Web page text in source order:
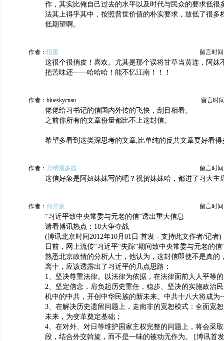
作，其实比俺自己过去的水平以及时代与民众的要求低很
法其上得乎其中，按照普世价值的朴实要求，放低了很多
低期望啊。
作者： 恒星 留言时间
这很个很俏皮！喜欢。尤其是那个误将甘草当黄连，阿妹
把苦味还——哈哈哈！能不忆江南！！！
作者：blueskycnau 留言时
佬佬给习书记的信国内外传的飞快，刮目相看。
之前你所有的文章份量都比不上这封信。
希望多看到这类深思考的文章,比单纯的反共文章要好看得
作者： 万维潘多拉 留言时间
这信好象是阿妞妹妹写的吧？祝贺妹妹哈，都进了习大主
作者： 何岸泉 留言时间
“习近平致中央常委与元老的信”透出重大信息
请看博讯热点：18大争夺战
(博讯北京时间2012年10月01日 首发 - 支持此文作者/记者)
日前，网上流传“习近平“失踪”期间致中央常委与元老的
熟悉北京政情的分析人士，他认为，这封信即使不是真的
离十，应该透露出了习近平的几点思路：
1、坚决尊重法律。以法律为依据，在法律面前人人平等
2、坚定信念，肩负起历史重任，稳步、坚决的实施政治
机中的中共，开创中华民族的新未来。中共十八大将成为
3、在解决历史遗留问题上，走南非的宽恕模式：全面宽
未来，为变革奠定基础；
4、在对外、对日等维护国家主权完整的问题上，将会采
段，结合外交斡旋，而不是一味的被动无作为。 [博讯首